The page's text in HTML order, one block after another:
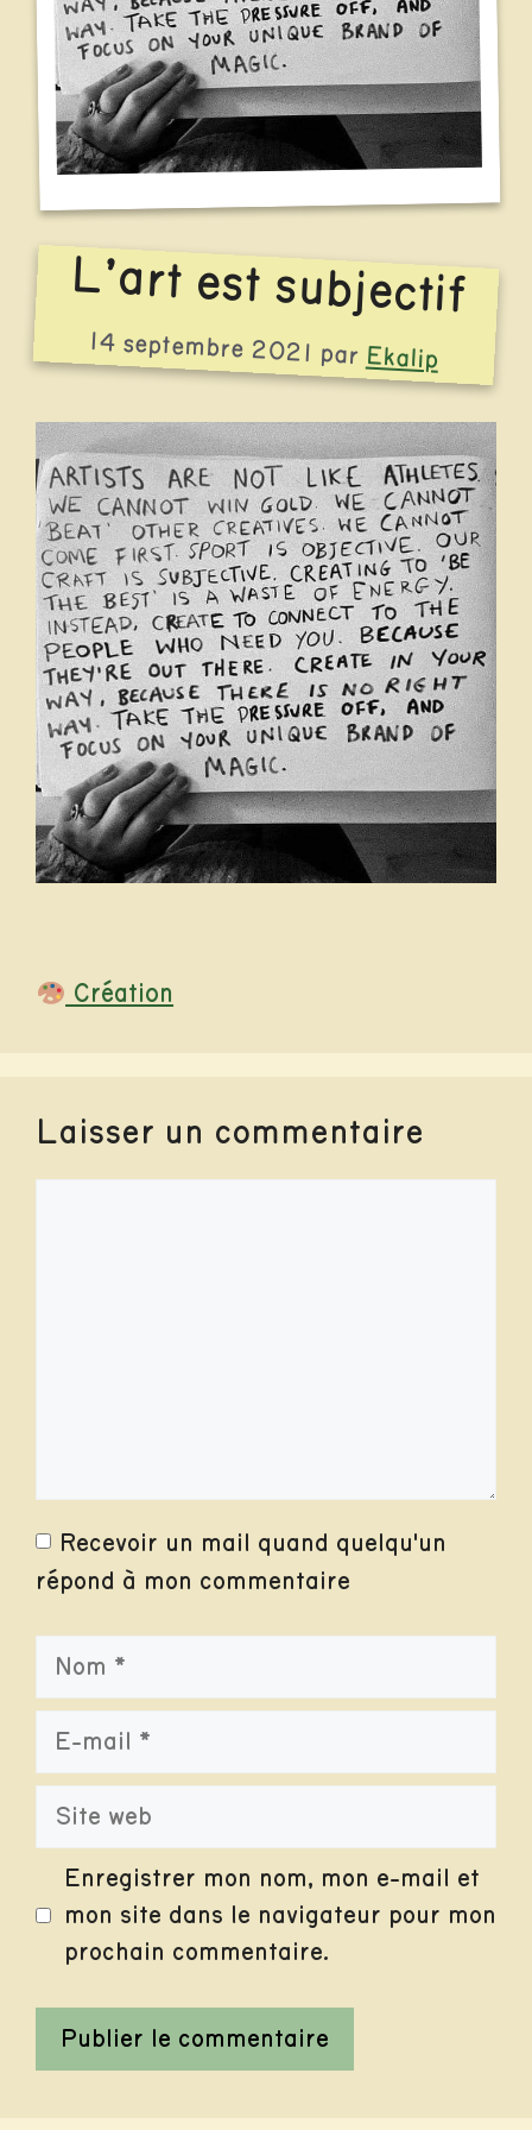
L’art est subjectif
14 septembre 2021 par Ekalip
Catégories
Création
Laisser un commentaire
Recevoir un mail quand quelqu'un
répond à mon commentaire
Nom
E-
Site
Enregistrer mon nom, mon e-mail et
mon site dans le navigateur pour mon
prochain commentaire.